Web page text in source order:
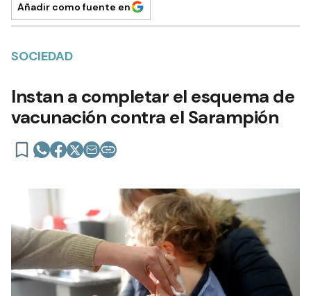
Añadir como fuente en
SOCIEDAD
Instan a completar el esquema de
vacunación contra el Sarampión